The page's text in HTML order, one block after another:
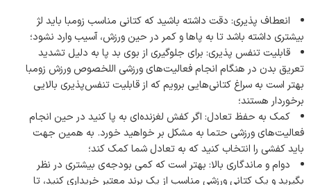
انعطاف پذیری: دقت داشته باشید که کتانی مناسب زومبا باید لژ
بیشتری داشته باشد تا به پاها و کمر در حین ورزش، آسیب وارد نشود؛
قابلیت تنفس پذیری: برای جلوگیری از بوی بد پا به دلیل تشدید
تعریق بدن در هنگام انجام فعالیت‌های ورزشی اللخصوص ورزش زومبا
بهتر است به سراغ کتانی‌هایی برویم که از قابلیت تنفس‌پذیری بالایی
برخوردار هستند؛
کمک به حفظ تعادل: اگر کفش لغزنده‌ای به پا کنید در حین انجام
فعالیت‌های ورزشی حتما به مشکل بر خواهید خورد. به همین جهت
باید کفشی را انتخاب کنید که به تعادل شما کمک کند؛
دوام و ماندگاری بالا: بهتر است که کمی بودجه‌ی بیشتری در نظر
بگیرید و یک کتانی ورزشی مناسب از یک برند معتبر خریداری کنید، تا